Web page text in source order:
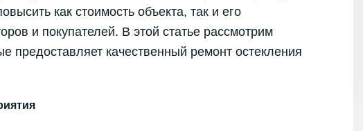
как стоимость объекта, так и его
и покупателей. В этой статье рассмотрим
предоставляет качественный ремонт остекления